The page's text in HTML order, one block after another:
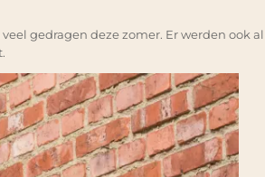
gedragen deze zomer. Er werden